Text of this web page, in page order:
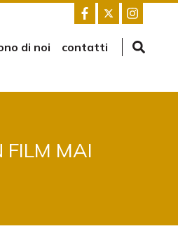
di noi contatti
FILM MAI